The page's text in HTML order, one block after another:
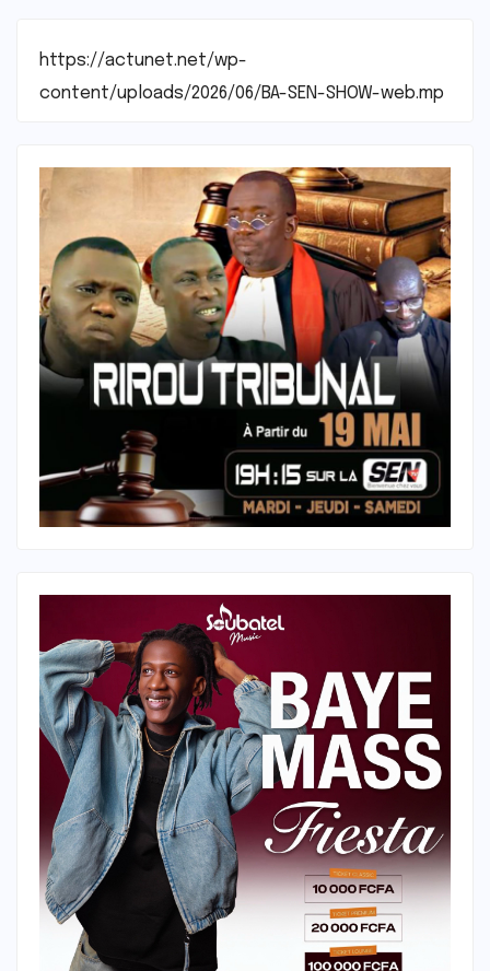
https://actunet.net/wp-
content/uploads/2026/06/BA-SEN-SHOW-web.mp